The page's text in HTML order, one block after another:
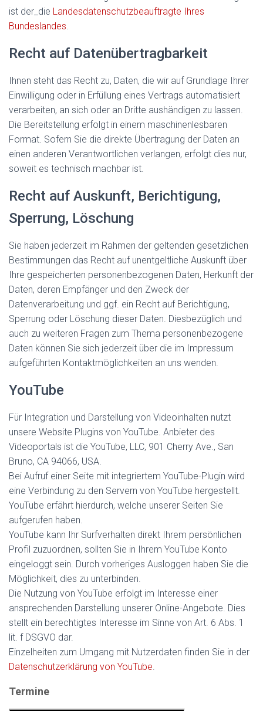
ist der_die Landesdatenschutzbeauftragte Ihres
Bundeslandes.
Recht auf Datenübertragbarkeit
Ihnen steht das Recht zu, Daten, die wir auf Grundlage Ihrer
Einwilligung oder in Erfüllung eines Vertrags automatisiert
verarbeiten, an sich oder an Dritte aushändigen zu lassen.
Die Bereitstellung erfolgt in einem maschinenlesbaren
Format. Sofern Sie die direkte Übertragung der Daten an
einen anderen Verantwortlichen verlangen, erfolgt dies nur,
soweit es technisch machbar ist.
Recht auf Auskunft, Berichtigung,
Sperrung, Löschung
Sie haben jederzeit im Rahmen der geltenden gesetzlichen
Bestimmungen das Recht auf unentgeltliche Auskunft über
Ihre gespeicherten personenbezogenen Daten, Herkunft der
Daten, deren Empfänger und den Zweck der
Datenverarbeitung und ggf. ein Recht auf Berichtigung,
Sperrung oder Löschung dieser Daten. Diesbezüglich und
auch zu weiteren Fragen zum Thema personenbezogene
Daten können Sie sich jederzeit über die im Impressum
aufgeführten Kontaktmöglichkeiten an uns wenden.
YouTube
Für Integration und Darstellung von Videoinhalten nutzt
unsere Website Plugins von YouTube. Anbieter des
Videoportals ist die YouTube, LLC, 901 Cherry Ave., San
Bruno, CA 94066, USA.
Bei Aufruf einer Seite mit integriertem YouTube-Plugin wird
eine Verbindung zu den Servern von YouTube hergestellt.
YouTube erfährt hierdurch, welche unserer Seiten Sie
aufgerufen haben.
YouTube kann Ihr Surfverhalten direkt Ihrem persönlichen
Profil zuzuordnen, sollten Sie in Ihrem YouTube Konto
eingeloggt sein. Durch vorheriges Ausloggen haben Sie die
Möglichkeit, dies zu unterbinden.
Die Nutzung von YouTube erfolgt im Interesse einer
ansprechenden Darstellung unserer Online-Angebote. Dies
stellt ein berechtigtes Interesse im Sinne von Art. 6 Abs. 1
lit. f DSGVO dar.
Einzelheiten zum Umgang mit Nutzerdaten finden Sie in der
Datenschutzerklärung von YouTube.
Termine